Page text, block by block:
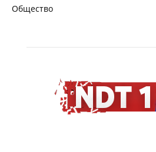
Общество